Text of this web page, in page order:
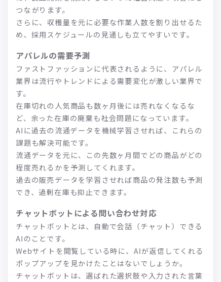
つながります。
さらに、収穫量を元に必要な作業人数を割り出せるた
め、採用スケジュールの見通しも立てやすいです。
アパレルの需要予測
ファストファッションに代表されるように、アパレル
業界は流行やトレンドによる需要変化が激しい業界で
す。
在庫切れの人気商品も数ヶ月後には売れなくなるな
ど、余った在庫の廃棄も社会問題になっています。
AIに過去の流通データを機械学習させれば、これらの
課題も解決可能です。
流通データを元に、この先数ヶ月間でどの商品がどの
程度売れるかを予測してくれます。
過去の販売データを学習させれば商品の発注数も予測
でき、過剰在庫も抑止できます。
チャットボットによる問い合わせ対応
チャットボットとは、自動で会話（チャット）できる
AIのことです。
Webサイトを閲覧している時に、AIが返信してくれる
ポップアップを見かけたことはないでしょうか。
チャットボットは、選ばれた選択肢や入力された言葉